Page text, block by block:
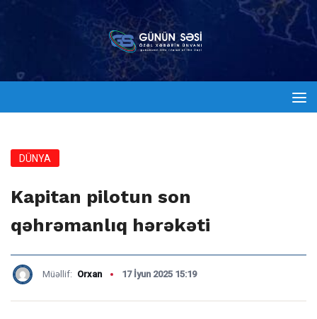
DÜNYA
Kapitan pilotun son
qəhrəmanlıq hərəkəti
Müəllif: Orxan 17 İyun 2025 15:19